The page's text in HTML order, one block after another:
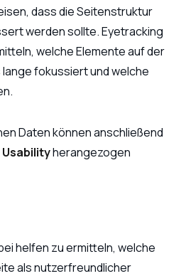
dass die Seitenstruktur
werden sollte. Eyetracking
welche Elemente auf der
fokussiert und welche
Daten können anschließend
herangezogen
helfen zu ermitteln, welche
als nutzerfreundlicher